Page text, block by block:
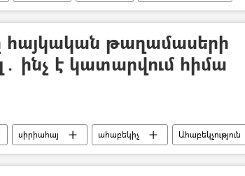
հայկական թաղամասերի
ինչ է կատարվում հիմա
սիրիահայ ահաբեկիչ
Ահաբեկչություն